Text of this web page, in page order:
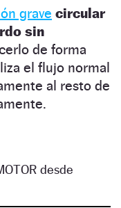
grave circular
sin
de forma
el flujo normal
al resto de
desde